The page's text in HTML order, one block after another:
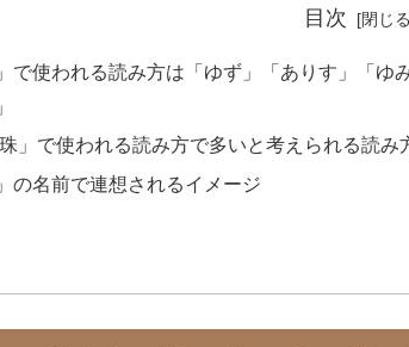
目次
で使われる読み方は「ゆず」「ありす」「ゆ
珠」で使われる読み方で多いと考えられる読み
の名前で連想されるイメージ